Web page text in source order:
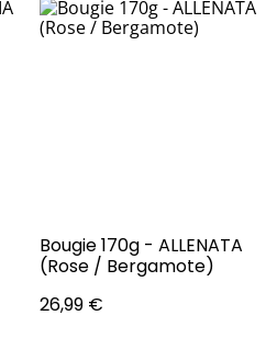
Bougie 170g - ALLENATA
(Rose / Bergamote)
26,99 €